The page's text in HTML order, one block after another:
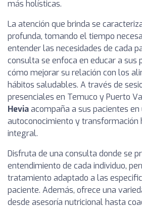
más holísticas.
La atención que brinda se
profunda, tomando el tiempo
entender las necesidades de cada
consulta se enfoca en educar a sus
cómo mejorar su relación con los
hábitos saludables. A través de
presenciales en Temuco y Puerto
Heviaacompaña a sus pacientes en
autoconocimiento y transformación
integral.
Disfruta de una consulta donde se
entendimiento de cada individuo,
tratamiento adaptado a las
paciente. Además, ofrece una
desde asesoría nutricional hasta